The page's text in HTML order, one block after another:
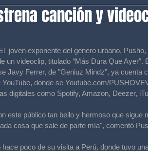
canción y
joven exponente del genero urbano,
un videoclip, titulado “Más Dura Que
Javy Ferrer, de "Geniuz Mindz", ya cuenta
YouTube, donde se Youtube.com/
digitales como Spotify, Amazon, Deezer,
este público tan bello y hermoso que sigue
cosa que sale de parte mía", comentó
hace poco de su visita a Perú, donde tuvo